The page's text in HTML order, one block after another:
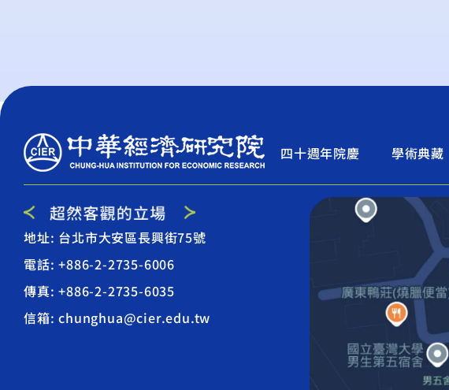
四十週年院慶 學術典藏
地址: 台北市大安區長興街75號
電話: +886-2-2735-6006
傳真: +886-2-2735-6035
信箱: chunghua@cier.edu.tw